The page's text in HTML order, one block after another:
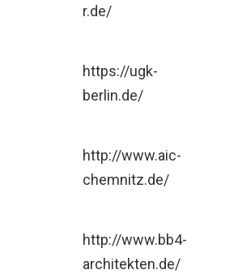
r.de/
https://ugk-
berlin.de/
http://www.aic-
chemnitz.de/
http://www.bb4-
architekten.de/